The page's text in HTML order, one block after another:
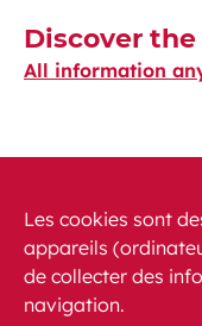
Discover
All information
Travelling at your
Les cookies sont
appareils
de collecter des
navigation.